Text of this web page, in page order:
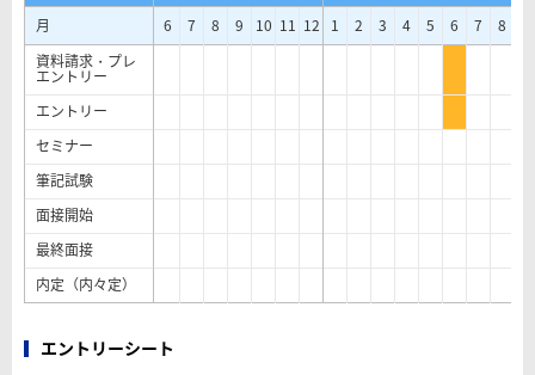
月
6 7 8 9 10 11 12 1 2 3 4 5 6 7 8
資料請求・プレ
エントリー
エントリー
セミナー
筆記試験
面接開始
最終面接
内定（内々定）
エントリーシート